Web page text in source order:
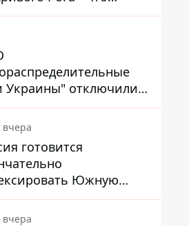
суд
Украины" отключили
газ - что решил
вчера
готовится
Южную
– страны НАТО
вчера